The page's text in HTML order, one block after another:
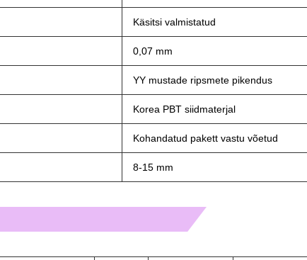
Käsitsi valmistatud
0,07 mm
YY mustade ripsmete pikendus
Korea PBT siidmaterjal
Kohandatud pakett vastu võetud
8-15 mm